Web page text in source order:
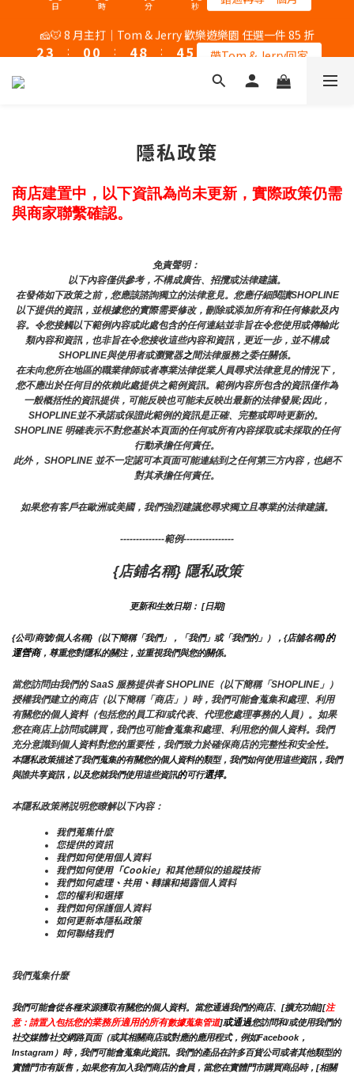
🎉 8/8 父親節｜AK / HY 指定商品買二送一
1
0
1
0
:
1
0
1
0
時
:
5
4
3
9
2
0
:
5
4
3
5
4
3
秒 錯過再等一個月
2
1
0
7
6
5
4
2
1
0
2
1
0
🧀🐭 8 月主打｜Tom & Jerry 歡樂遊樂園 任選一件 85 折
2
1
4
3
2
:
0
1
0
時
4
3
9
8
7
1
:
4
3
4
3
秒 帶Tom & Jerry回家
🎉 8/8 父親節｜AK / HY 指定商品買二送一
3
2
3
2
3
2
3
2
7
6
1
0
6
5
3
7
6
1
0
7
6
1
0
錯過再等一個月
隱私政策
商店建置中，以下資訊為尚未更新，實際政策仍需
與商家聯繫確認。
免責聲明：
以下內容僅供參考，不構成廣告、招攬或法律建議。
在發佈如下政策之前，您應該諮詢獨立的法律意見。您應仔細閱讀SHOPLINE
以下提供的資訊，並根據您的實際需要修改，刪除或添加所有和任何條款及內
容。令您接觸以下範例內容或此處包含的任何連結並非旨在令您使用或傳輸此
類內容和資訊，也非旨在令您接收這些內容和資訊，更近一步，並不構成
SHOPLINE與使用者或瀏覽器之間法律服務之委任關係。
在未向您所在地區的職業律師或者專業法律從業人員尋求法律意見的情況下，
您不應出於任何目的依賴此處提供之範例資訊。範例內容所包含的資訊僅作為
一般概括性的資訊提供，可能反映也可能未反映出最新的法律發展;因此，
SHOPLINE並不承諾或保證此範例的資訊是正確、完整或即時更新的。
SHOPLINE 明確表示不對您基於本頁面的任何或所有內容採取或未採取的任何
行動承擔任何責任。
此外， SHOPLINE 並不一定認可本頁面可能連結到之任何第三方內容，也絕不
對其承擔任何責任。
如果您有客戶在歐洲或美國，我們強烈建議您尋求獨立且專業的法律建議。
--------------範例----------------
{店鋪名稱} 隱私政策
更新和生效日期： [日期]
{公司/商號/個人名稱}（以下簡稱「我們」，「我們」或「我們的」），{店舖名稱}的
運營商，尊重您對隱私的關注，並重視我們與您的關係。
當您訪問由我們的 SaaS 服務提供者 SHOPLINE（以下簡稱「SHOPLINE」）
授權我們建立的商店（以下簡稱「商店」）時，我們可能會蒐集和處理、利用
有關您的個人資料（包括您的員工和/或代表、代理您處理事務的人員）。如果
您在商店上訪問或購買，我們也可能會蒐集和處理、利用您的個人資料。我們
充分意識到個人資料對您的重要性，我們致力於確保商店的完整性和安全性。
本隱私政策描述了我們蒐集的有關您的個人資料的類型，我們如何使用這些資訊，我們
與誰共享資訊，以及您就我們使用這些資訊的可行選擇。
本隱私政策將説明您瞭解以下內容：
我們蒐集什麼
您提供的資訊
我們如何使用個人資料
我們如何使用「Cookie」和其他類似的追蹤技術
我們如何處理、共用、轉讓和揭露個人資料
您的權利和選擇
我們如何保護個人資料
如何更新本隱私政策
如何聯絡我們
我們蒐集什麼
我們可能會從各種來源獲取有關您的個人資料。當您通過我們的商店、[擴充功能][注
意：請置入包括您的業務所適用的所有數據蒐集管道]或通過您訪問和/或使用我們的
社交媒體/社交網路頁面（或其相關商店或對應的應用程式，例如Facebook，
Instagram）時，我們可能會蒐集此資訊。我們的產品在許多百貨公司或者其他類型的
實體門市有販售，如果您有加入我們商店的會員，當您在實體門市購買商品時，[相關